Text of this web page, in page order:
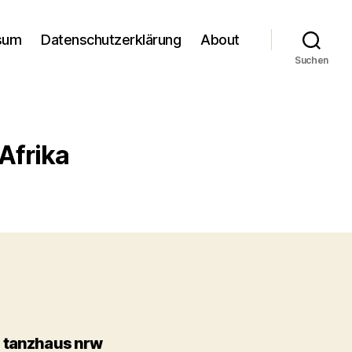
Datenschutzerklärung About
Suchen
tanzhaus nrw